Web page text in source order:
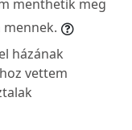
menthetik meg
házának
vettem